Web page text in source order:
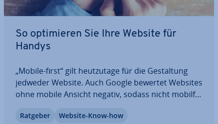
So op­ti­mie­ren Sie Ihre Website für
Handys
„Mobile-first“ gilt heut­zu­ta­ge für die Ge­stal­tung
jedweder Website. Auch Google bewertet Websites
ohne mobile Ansicht negativ, sodass nicht mo­bil­fä­
ten rechnen müssen. Doch mit separaten mobilen
Ratgeber Website-Know-how